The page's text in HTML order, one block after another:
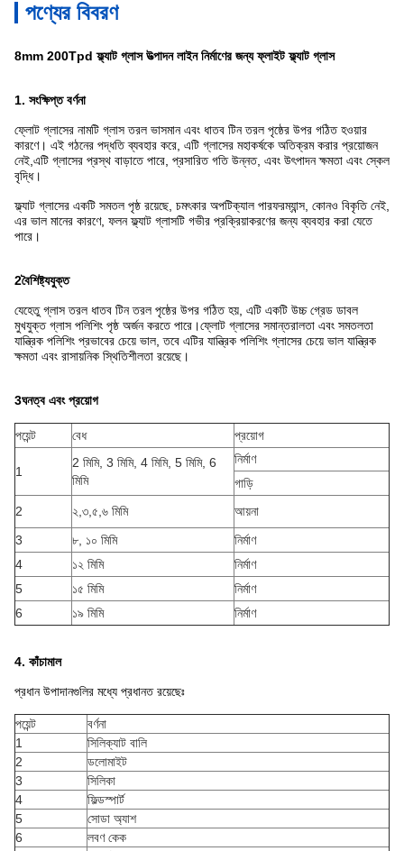
পণ্যের বিবরণ
8mm 200Tpd ফ্ল্যাট গ্লাস উত্পাদন লাইন নির্মাণের জন্য ফ্লাইট ফ্ল্যাট গ্লাস
1. সংক্ষিপ্ত বর্ণনা
ফ্লোট গ্লাসের নামটি গ্লাস তরল ভাসমান এবং ধাতব টিন তরল পৃষ্ঠের উপর গঠিত হওয়ার
কারণে। এই গঠনের পদ্ধতি ব্যবহার করে, এটি গ্লাসের মহাকর্ষকে অতিক্রম করার প্রয়োজন
নেই,এটি গ্লাসের প্রস্থ বাড়াতে পারে, প্রসারিত গতি উন্নত, এবং উৎপাদন ক্ষমতা এবং স্কেল
বৃদ্ধি।
ফ্ল্যাট গ্লাসের একটি সমতল পৃষ্ঠ রয়েছে, চমৎকার অপটিক্যাল পারফরম্যান্স, কোনও বিকৃতি নেই,
এর ভাল মানের কারণে, ফলন ফ্ল্যাট গ্লাসটি গভীর প্রক্রিয়াকরণের জন্য ব্যবহার করা যেতে
পারে।
2বৈশিষ্ট্যযুক্ত
যেহেতু গ্লাস তরল ধাতব টিন তরল পৃষ্ঠের উপর গঠিত হয়, এটি একটি উচ্চ গ্রেড ডাবল
মুখযুক্ত গ্লাস পলিশিং পৃষ্ঠ অর্জন করতে পারে।ফ্লোট গ্লাসের সমান্তরালতা এবং সমতলতা
যান্ত্রিক পলিশিং প্রভাবের চেয়ে ভাল, তবে এটির যান্ত্রিক পলিশিং গ্লাসের চেয়ে ভাল যান্ত্রিক
ক্ষমতা এবং রাসায়নিক স্থিতিশীলতা রয়েছে।
3ঘনত্ব এবং প্রয়োগ
পয়েন্ট বেধ প্রয়োগ
1
2 মিমি, 3 মিমি, 4 মিমি, 5 মিমি, 6
মিমি
নির্মাণ
গাড়ি
2
২,৩,৫,৬ মিমি
আয়না
3
৮, ১০ মিমি
নির্মাণ
4
১২ মিমি
নির্মাণ
5
১৫ মিমি
নির্মাণ
6
১৯ মিমি নির্মাণ
4. কাঁচামাল
প্রধান উপাদানগুলির মধ্যে প্রধানত রয়েছেঃ
পয়েন্ট
বর্ণনা
1
সিলিক্যাট বালি
2
ডলোমাইট
3
সিলিকা
4
ফিল্ডস্পার্ট
5
সোডা অ্যাশ
6
লবণ কেক